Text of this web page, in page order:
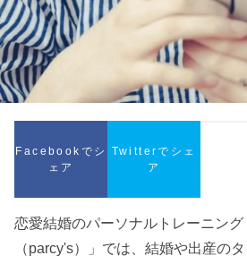
Facebookでシ
ェア
Twitterでシェ
ア
恋愛結婚のパーソナルトレーニン
（parcy's）」では、結婚や出産の